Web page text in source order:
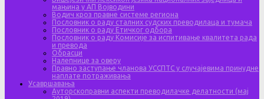
мањина у АП Војводини
Водич кроз правне системе региона
Пословник о раду сталних судских преводилаца и тумача
Пословник о раду Етичког одбора
Пословник о раду Комисије за испитивање квалитета рада
и превода
Обрасци
Налепнице за оверу
Правно заступање чланова УССПТС у случајевима принудне
наплате потраживања
Усавршавања
Ауторскоправни аспекти преводилачке делатности (мај